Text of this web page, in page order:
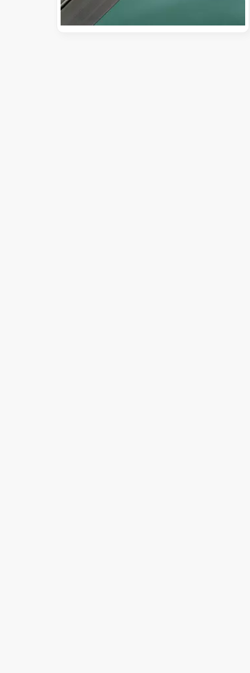
2026 가이드: 파이버 레이저 튜브 절단기
튜브 레이저 절단은 빠르게 발전하는 제조
레이저 절단 금속은 금속 가공에 널리 사
금속 시트의 레이저 절단은 널리 사용되는